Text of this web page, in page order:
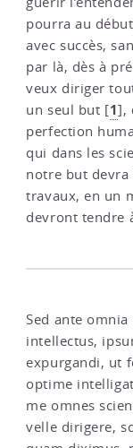
pourra au
avec succès,
par là, dès à
veux diriger
un seul but [1],
perfection
qui dans les
notre but
travaux, en un
devront tendre
Sed ante
intellectus,
expurgandi, ut
optime
me omnes
velle dirigere,